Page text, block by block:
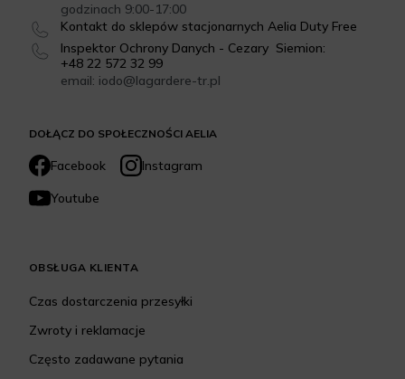
DOŁĄCZ DO SPOŁECZNOŚCI AELIA
Facebook
Instagram
Youtube
godzinach 9:00-17:00
Kontakt do sklepów stacjonarnych Aelia Duty Free
Inspektor Ochrony Danych - Cezary Siemion:
+48 22 572 32 99
email: iodo@lagardere-tr.pl
OBSŁUGA KLIENTA
Czas dostarczenia przesyłki
Zwroty i reklamacje
Często zadawane pytania